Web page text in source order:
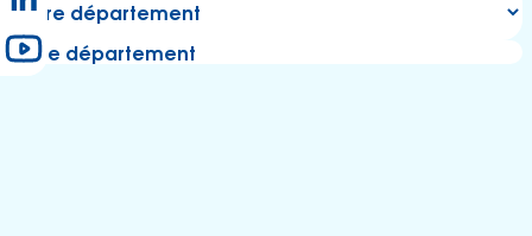
m
n
votre département